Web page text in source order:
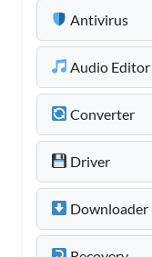
Antivirus
Audio Editor
Converter
Driver
Downloader